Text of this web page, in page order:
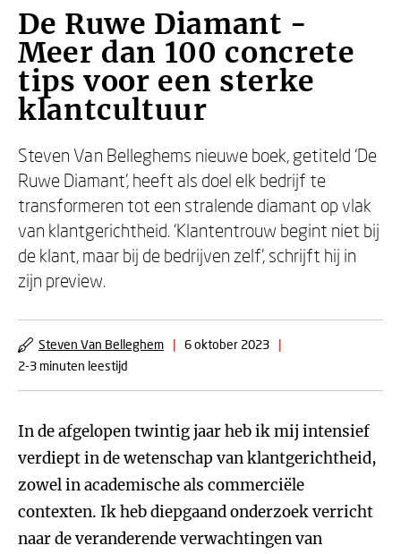
De Ruwe Diamant -
Meer dan 100 concrete
tips voor een sterke
klantcultuur
Steven Van Belleghems nieuwe boek, getiteld ‘De
Ruwe Diamant’, heeft als doel elk bedrijf te
transformeren tot een stralende diamant op vlak
van klantgerichtheid. ‘Klantentrouw begint niet bij
de klant, maar bij de bedrijven zelf’, schrijft hij in
zijn preview.
Steven Van Belleghem | 6 oktober 2023
|
2-3 minuten leestijd
In de afgelopen twintig jaar heb ik mij intensief
verdiept in de wetenschap van klantgerichtheid,
zowel in academische als commerciële
contexten. Ik heb diepgaand onderzoek verricht
naar de veranderende verwachtingen van